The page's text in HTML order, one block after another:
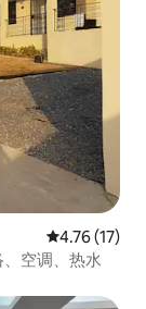
平均评分
4.76 (17)
空调、热水